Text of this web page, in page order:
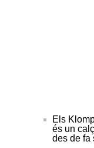
Els
és un
des de fa